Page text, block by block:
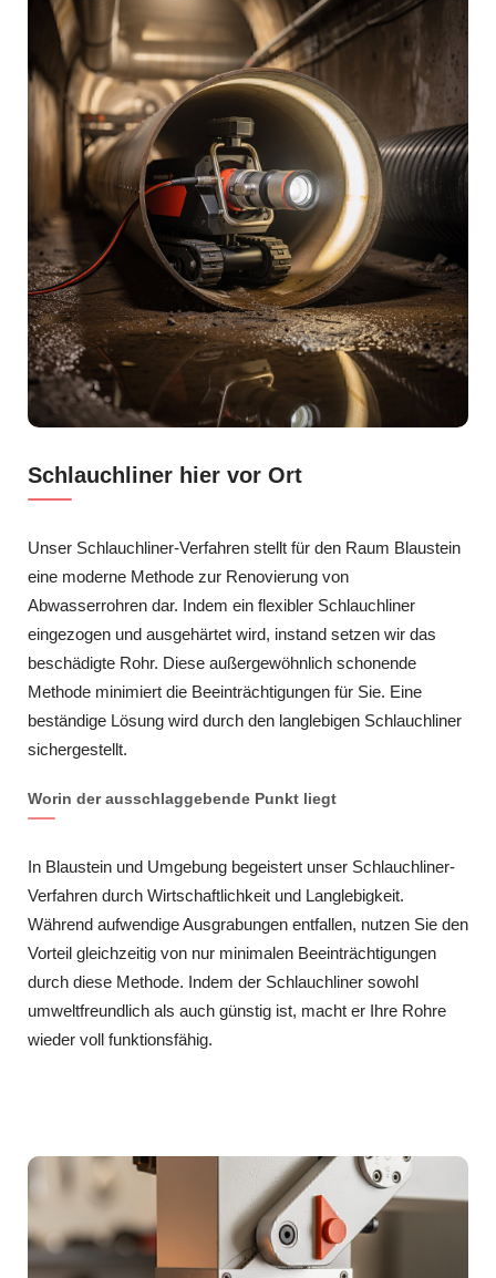
Schlauchliner hier vor Ort
Unser Schlauchliner-Verfahren stellt für den Raum Blaustein
eine moderne Methode zur Renovierung von
Abwasserrohren dar. Indem ein flexibler Schlauchliner
eingezogen und ausgehärtet wird, instand setzen wir das
beschädigte Rohr. Diese außergewöhnlich schonende
Methode minimiert die Beeinträchtigungen für Sie. Eine
beständige Lösung wird durch den langlebigen Schlauchliner
sichergestellt.
Worin der ausschlaggebende Punkt liegt
In Blaustein und Umgebung begeistert unser Schlauchliner-
Verfahren durch Wirtschaftlichkeit und Langlebigkeit.
Während aufwendige Ausgrabungen entfallen, nutzen Sie den
Vorteil gleichzeitig von nur minimalen Beeinträchtigungen
durch diese Methode. Indem der Schlauchliner sowohl
umweltfreundlich als auch günstig ist, macht er Ihre Rohre
wieder voll funktionsfähig.